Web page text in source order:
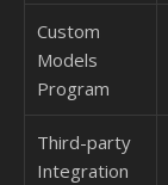
Custom
Models
Program
Third-party
Integration